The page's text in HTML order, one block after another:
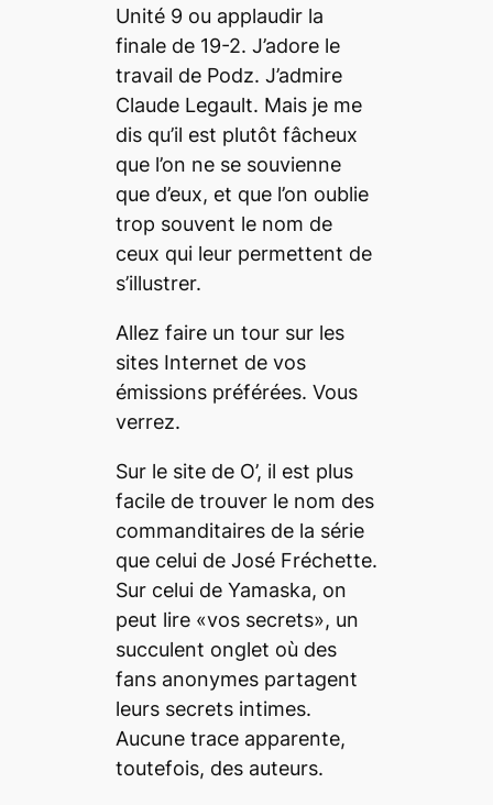
Unité 9 ou applaudir la
finale de 19-2. J’adore le
travail de Podz. J’admire
Claude Legault. Mais je me
dis qu’il est plutôt fâcheux
que l’on ne se souvienne
que d’eux, et que l’on oublie
trop souvent le nom de
ceux qui leur permettent de
s’illustrer.
Allez faire un tour sur les
sites Internet de vos
émissions préférées. Vous
verrez.
Sur le site de O’, il est plus
facile de trouver le nom des
commanditaires de la série
que celui de José Fréchette.
Sur celui de Yamaska, on
peut lire «vos secrets», un
succulent onglet où des
fans anonymes partagent
leurs secrets intimes.
Aucune trace apparente,
toutefois, des auteurs.